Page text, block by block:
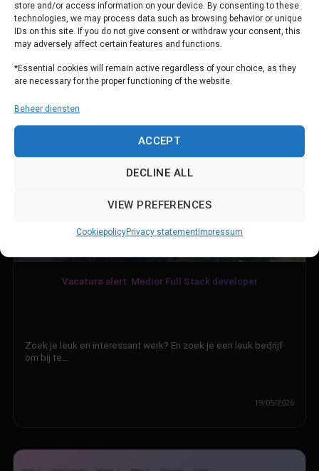
store and/or access information on your device. By consenting to these
technologies, we may process data such as browsing behavior or unique
IDs on this site. If you do not give consent or withdraw your consent, this
may adversely affect certain features and functions.
*Essential cookies will remain active regardless of your choice, as they
are necessary for the proper functioning of the website.
Beheer diensten
ACCEPT
DECLINE ALL
VIEW PREFERENCES
CookiepolicyPrivacy statement Impressum
Vacature alert: Medior Full Stack developer
19/05/2026
Zoek je leuk en interessant werk? En zoek je een leuk bedrijf
om bij te…